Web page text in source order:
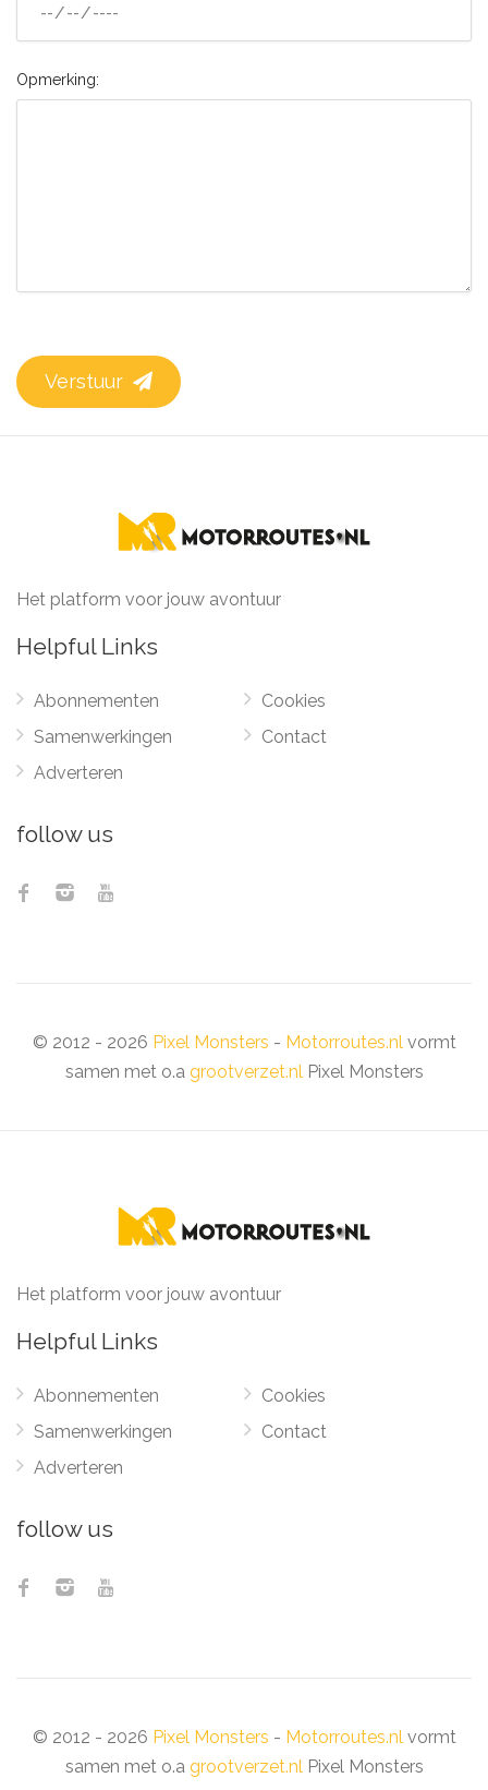
Opmerking:
Verstuur
Het platform voor jouw avontuur
Helpful Links
Abonnementen
Samenwerkingen
Adverteren
Cookies
Contact
follow us
© 2012 - 2026 Pixel Monsters - Motorroutes.nlvormt
samen met o.a grootverzet.nlPixel Monsters
Het platform voor jouw avontuur
Helpful Links
Abonnementen
Samenwerkingen
Adverteren
Cookies
Contact
follow us
© 2012 - 2026 Pixel Monsters - Motorroutes.nlvormt
samen met o.a grootverzet.nlPixel Monsters